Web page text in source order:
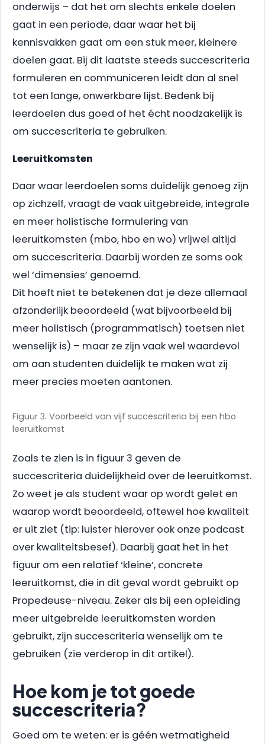
onderwijs – dat het om slechts enkele doelen
gaat in een periode, daar waar het bij
kennisvakken gaat om een stuk meer, kleinere
doelen gaat. Bij dit laatste steeds succescriteria
formuleren en communiceren leidt dan al snel
tot een lange, onwerkbare lijst. Bedenk bij
leerdoelen dus goed of het écht noodzakelijk is
om succescriteria te gebruiken.
Leeruitkomsten
Daar waar leerdoelen soms duidelijk genoeg zijn
op zichzelf, vraagt de vaak uitgebreide, integrale
en meer holistische formulering van
leeruitkomsten (mbo, hbo en wo) vrijwel altijd
om succescriteria. Daarbij worden ze soms ook
wel ‘dimensies’ genoemd.
Dit hoeft niet te betekenen dat je deze allemaal
afzonderlijk beoordeeld (wat bijvoorbeeld bij
meer holistisch (programmatisch) toetsen niet
wenselijk is) – maar ze zijn vaak wel waardevol
om aan studenten duidelijk te maken wat zij
meer precies moeten aantonen.
Figuur 3. Voorbeeld van vijf succescriteria bij een hbo
leeruitkomst
Zoals te zien is in figuur 3 geven de
succescriteria duidelijkheid over de leeruitkomst.
Zo weet je als student waar op wordt gelet en
waarop wordt beoordeeld, oftewel hoe kwaliteit
er uit ziet (tip: luister hierover ook onze podcast
over kwaliteitsbesef). Daarbij gaat het in het
figuur om een relatief ‘kleine’, concrete
leeruitkomst, die in dit geval wordt gebruikt op
Propedeuse-niveau. Zeker als bij een opleiding
meer uitgebreide leeruitkomsten worden
gebruikt, zijn succescriteria wenselijk om te
gebruiken (zie verderop in dit artikel).
Hoe kom je tot goede
succescriteria?
Goed om te weten: er is géén wetmatigheid